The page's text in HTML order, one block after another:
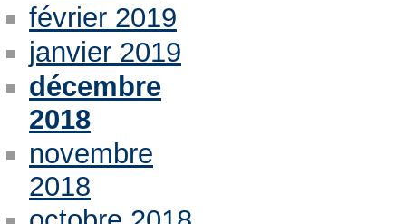
février 2019
janvier 2019
décembre
2018
novembre
2018